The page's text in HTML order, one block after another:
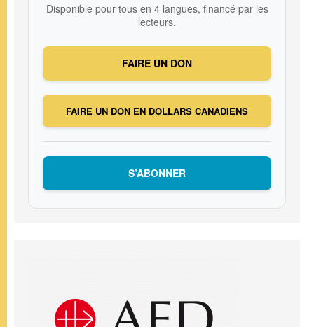
Disponible pour tous en 4 langues, financé par les
lecteurs.
FAIRE UN DON
FAIRE UN DON EN DOLLARS CANADIENS
S’ABONNER